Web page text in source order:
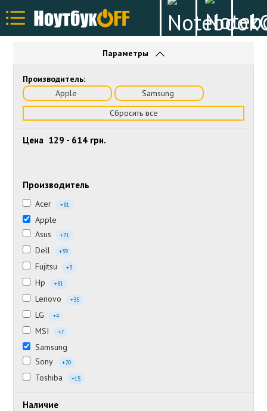
Параметры
Производитель:
Apple
Samsung
Сбросить все
Цена 129 - 614 грн.
Производитель
Acer +81
Apple
Asus
+71
Dell +39
Fujitsu +3
Hp +81
Lenovo +35
LG +4
MSI +7
Samsung
Sony
+20
Toshiba +15
Наличие